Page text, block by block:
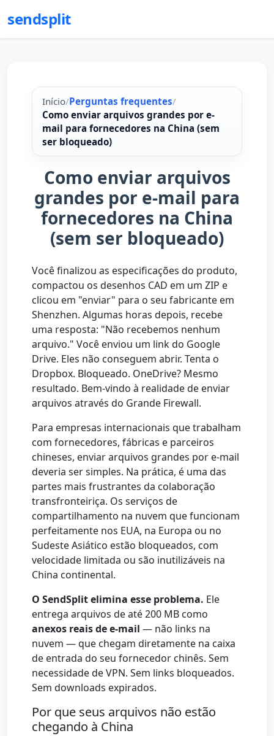
sendsplit
Início/Perguntas frequentes/
Como enviar arquivos grandes por e-
mail para fornecedores na China (sem
ser bloqueado)
Como enviar arquivos
grandes por e-mail para
fornecedores na China
(sem ser bloqueado)
Você finalizou as especificações do produto,
compactou os desenhos CAD em um ZIP e
clicou em "enviar" para o seu fabricante em
Shenzhen. Algumas horas depois, recebe
uma resposta: "Não recebemos nenhum
arquivo." Você enviou um link do Google
Drive. Eles não conseguem abrir. Tenta o
Dropbox. Bloqueado. OneDrive? Mesmo
resultado. Bem-vindo à realidade de enviar
arquivos através do Grande Firewall.
Para empresas internacionais que trabalham
com fornecedores, fábricas e parceiros
chineses, enviar arquivos grandes por e-mail
deveria ser simples. Na prática, é uma das
partes mais frustrantes da colaboração
transfronteiriça. Os serviços de
compartilhamento na nuvem que funcionam
perfeitamente nos EUA, na Europa ou no
Sudeste Asiático estão bloqueados, com
velocidade limitada ou são inutilizáveis na
China continental.
O SendSplit elimina esse problema. Ele
entrega arquivos de até 200 MB como
anexos reais de e-mail — não links na
nuvem — que chegam diretamente na caixa
de entrada do seu fornecedor chinês. Sem
necessidade de VPN. Sem links bloqueados.
Sem downloads expirados.
Por que seus arquivos não estão
chegando à China